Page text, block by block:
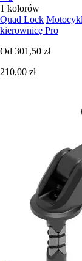
1 kolorów
Quad Lock
kierownicę Pro
Od 301,50 zł
210,00 zł